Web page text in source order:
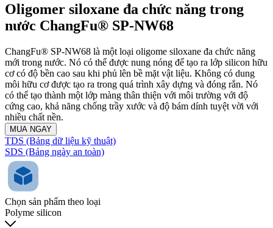
Oligomer siloxane đa chức năng trong
nước ChangFu® SP-NW68
ChangFu® SP-NW68 là một loại oligome siloxane đa chức năng
mới trong nước. Nó có thể được nung nóng để tạo ra lớp silicon hữu
cơ có độ bền cao sau khi phủ lên bề mặt vật liệu. Không có dung
môi hữu cơ được tạo ra trong quá trình xây dựng và đóng rắn. Nó
có thể tạo thành một lớp màng thân thiện với môi trường với độ
cứng cao, khả năng chống trầy xước và độ bám dính tuyệt vời với
nhiều chất nền.
MUA NGAY
TDS (Bảng dữ liệu kỹ thuật)
SDS (Bảng ngày an toàn)
Chọn sản phẩm theo loại
Polyme silicon